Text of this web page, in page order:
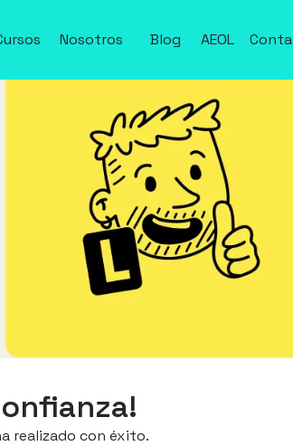
realizado con éxito.
Nosotros Blog AEOL